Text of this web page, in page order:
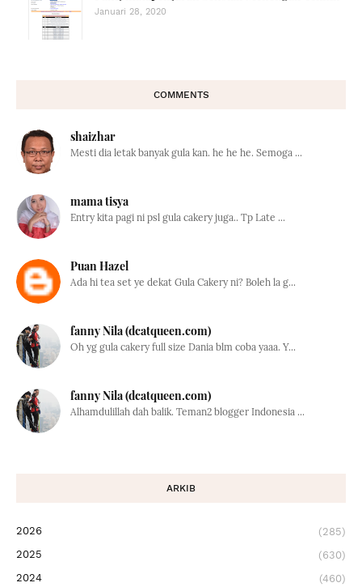
Januari 28, 2020
COMMENTS
shaizhar
Mesti dia letak banyak gula kan. he he he. Semoga ...
mama tisya
Entry kita pagi ni psl gula cakery juga.. Tp Late ...
Puan Hazel
Ada hi tea set ye dekat Gula Cakery ni? Boleh la g...
fanny Nila (dcatqueen.com)
Oh yg gula cakery full size Dania blm coba yaaa. Y...
fanny Nila (dcatqueen.com)
Alhamdulillah dah balik. Teman2 blogger Indonesia ...
ARKIB
2026
(285)
2025
(630)
2024
(460)